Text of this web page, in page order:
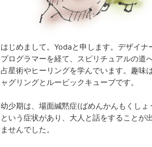
はじめまして。Yodaと申します。デザイナ
プログラマーを経て、スピリチュアルの道へ
占星術やヒーリングを学んでいます。趣味
ャグリングとルービックキューブです。
幼少期は、場面緘黙症(ばめんかんもくしょ
という症状があり、大人と話をすることが
ませんでした。